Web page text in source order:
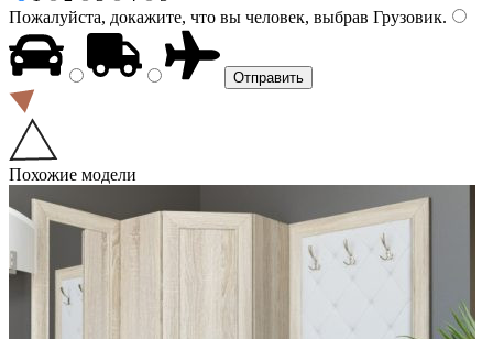
Пожалуйста, докажите, что вы человек, выбрав Грузовик.
Похожие модели